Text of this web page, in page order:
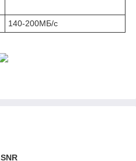
140-200МБ/с
SNR